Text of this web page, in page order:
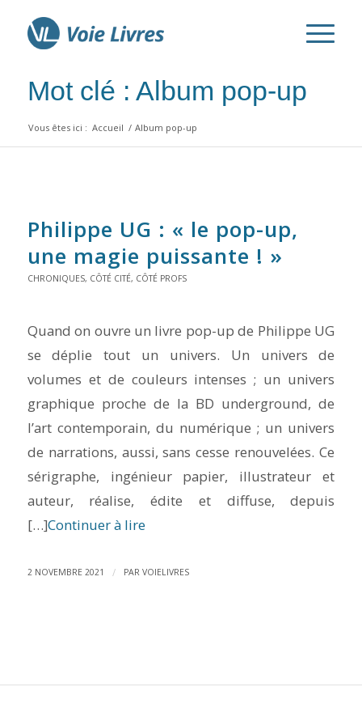
Mot clé : Album pop-up
Vous êtes ici : Accueil / Album pop-up
Philippe UG : « le pop-up,
une magie puissante ! »
CHRONIQUES, CÔTÉ CITÉ, CÔTÉ PROFS
Quand on ouvre un livre pop-up de Philippe UG
se déplie tout un univers. Un univers de
volumes et de couleurs intenses ; un univers
graphique proche de la BD underground, de
l’art contemporain, du numérique ; un univers
de narrations, aussi, sans cesse renouvelées. Ce
sérigraphe, ingénieur papier, illustrateur et
auteur, réalise, édite et diffuse, depuis
[…]Continuer à lire
2 NOVEMBRE 2021 / PAR VOIELIVRES